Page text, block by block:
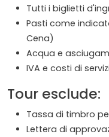
Tutti i biglietti
Pasti come
Cena)
Acqua e
IVA e costi di
Tour esclude:
Tassa di timbro
Lettera di